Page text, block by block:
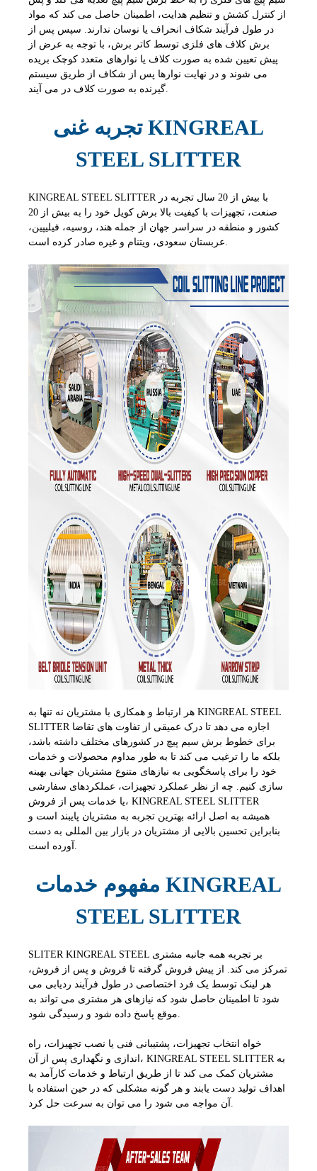
از کنترل کشش و تنظیم هدایت، اطمینان حاصل می کند که مواد
در طول فرآیند شکاف انحراف یا نوسان ندارند. سپس پس از
برش کلاف های فلزی توسط کاتر برش، با توجه به عرض از
پیش تعیین شده به صورت کلاف یا نوارهای متعدد کوچک بریده
می شوند و در نهایت نوارها پس از شکاف از طریق سیستم
تجربه غنی KINGREAL
STEEL SLITTER
KINGREAL STEEL SLITTER با بیش از 20 سال تجربه در
صنعت، تجهیزات با کیفیت بالا برش کویل خود را به بیش از 20
کشور و منطقه در سراسر جهان از جمله هند، روسیه، فیلیپین،
هر ارتباط و همکاری با مشتریان نه تنها به KINGREAL STEEL
SLITTER اجازه می دهد تا درک عمیقی از تفاوت های تقاضا
برای خطوط برش سیم پیچ در کشورهای مختلف داشته باشد،
بلکه ما را ترغیب می کند تا به طور مداوم محصولات و خدمات
خود را برای پاسخگویی به نیازهای متنوع مشتریان جهانی بهینه
سازی کنیم. چه از نظر عملکرد تجهیزات، عملکردهای سفارشی
یا خدمات پس از فروش، KINGREAL STEEL SLITTER
همیشه به اصل ارائه بهترین تجربه به مشتریان پایبند است و
بنابراین تحسین بالایی از مشتریان در بازار بین المللی به دست
مفهوم خدمات KINGREAL
STEEL SLITTER
SLITER KINGREAL STEEL بر تجربه همه جانبه مشتری
تمرکز می کند. از پیش فروش گرفته تا فروش و پس از فروش،
هر لینک توسط یک فرد اختصاصی در طول فرآیند ردیابی می
شود تا اطمینان حاصل شود که نیازهای هر مشتری می تواند به
خواه انتخاب تجهیزات، پشتیبانی فنی یا نصب تجهیزات، راه
اندازی و نگهداری پس از آن، KINGREAL STEEL SLITTER به
مشتریان کمک می کند تا از طریق ارتباط و خدمات کارآمد به
اهداف تولید دست یابند و هر گونه مشکلی که در حین استفاده با